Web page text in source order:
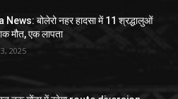
News: बोलेरो नहर हादसा में 11 श्रद्धालुओं
मौत, एक लापता
2025